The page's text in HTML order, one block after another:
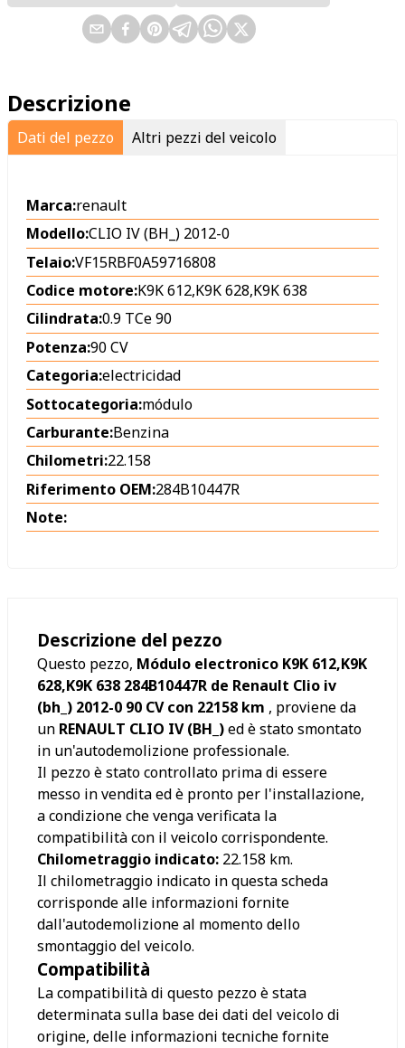
Descrizione
Dati del pezzo Altri pezzi del veicolo
Marca:renault
Modello:CLIO IV (BH_) 2012-0
Telaio:VF15RBF0A59716808
Codice motore:K9K 612,K9K 628,K9K 638
Cilindrata:0.9 TCe 90
Potenza:90 CV
Categoria:electricidad
Sottocategoria:módulo
Carburante:Benzina
Chilometri:22.158
Riferimento OEM:284B10447R
Note:
Descrizione del pezzo
Questo pezzo, Módulo electronico K9K 612,K9K
628,K9K 638 284B10447R de Renault Clio iv
(bh_) 2012-0 90 CV con 22158 km , proviene da
un RENAULT CLIO IV (BH_)ed è stato smontato
in un'autodemolizione professionale.
Il pezzo è stato controllato prima di essere
messo in vendita ed è pronto per l'installazione,
a condizione che venga verificata la
compatibilità con il veicolo corrispondente.
Chilometraggio indicato: 22.158 km.
Il chilometraggio indicato in questa scheda
corrisponde alle informazioni fornite
dall'autodemolizione al momento dello
smontaggio del veicolo.
Compatibilità
La compatibilità di questo pezzo è stata
determinata sulla base dei dati del veicolo di
origine, delle informazioni tecniche fornite